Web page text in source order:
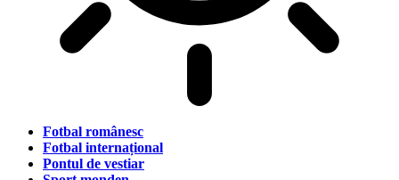
Fotbal românesc
Fotbal internațional
Pontul de vestiar